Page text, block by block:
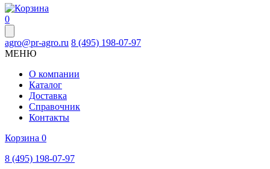
0
agro@pr-agro.ru 8 (495) 198-07-97
МЕНЮ
О компании
Каталог
Доставка
Справочник
Контакты
Корзина 0
8 (495) 198-07-97